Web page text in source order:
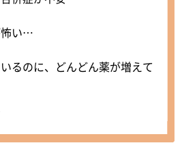
怖い…
るのに、どんどん薬が増えて